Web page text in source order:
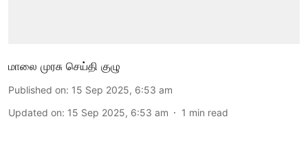
மாலை முரசு செய்தி குழு
Published on: 15 Sep 2025, 6:53 am
Updated on: 15 Sep 2025, 6:53 am 1 min read